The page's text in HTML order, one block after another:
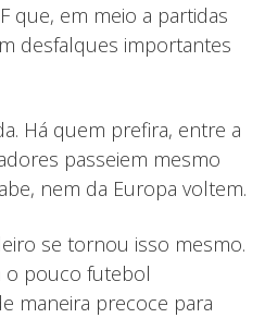
que, em meio a partidas
desfalques importantes
Há quem prefira, entre a
passeiem mesmo
nem da Europa voltem.
se tornou isso mesmo.
o pouco futebol
maneira precoce para